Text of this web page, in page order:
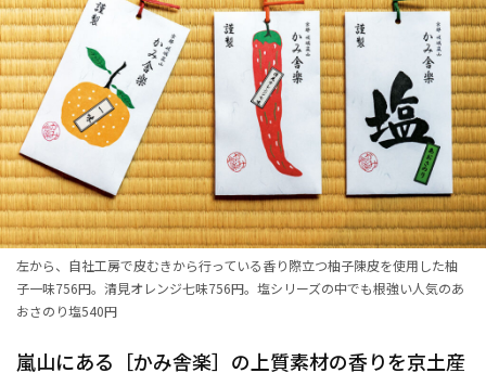
左から、自社工房で皮むきから行っている香り際立つ柚子陳皮を使用した柚
子一味756円。清見オレンジ七味756円。塩シリーズの中でも根強い人気のあ
おさのり塩540円
嵐山にある［かみ舎楽］の上質素材の香りを京土産